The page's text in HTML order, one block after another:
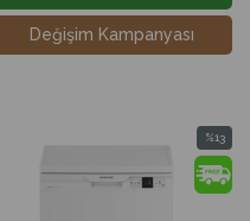
Değişim Kampanyası
%13
İndirim